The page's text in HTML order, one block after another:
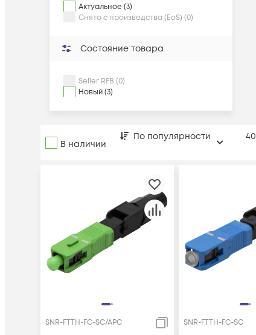
Актуальное (3)
Снято с производства (EoS) (0)
Состояние товара
Seller RFB (0)
Новый (3)
В наличии
По популярности 40
SNR-FTTH-FC-SC/APC SNR-FTTH-FC-SC